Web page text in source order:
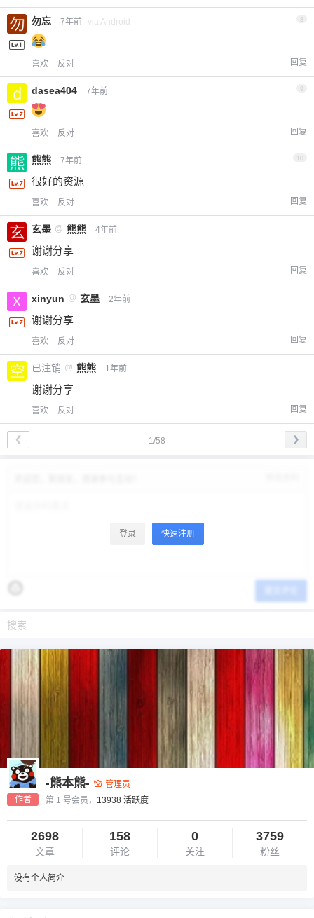
勿忘 7年前 via Android
喜欢 反对 回复
dasea404 7年前 9
喜欢 反对 回复
熊熊 7年前
很好的资源
喜欢 反对 回复
玄墨 @ 熊熊 4年前
谢谢分享
喜欢 反对 回复
xinyun @ 玄墨 2年前
谢谢分享
喜欢 反对 回复
已注销 @ 熊熊 1年前
谢谢分享
喜欢 反对 回复
1/58
❮ ❯
登录 快速注册
作者
-熊本熊-
管理员
第 1 号会员， 13938 活跃度
2698
文章
158
评论
0
关注
3759
粉丝
没有个人简介